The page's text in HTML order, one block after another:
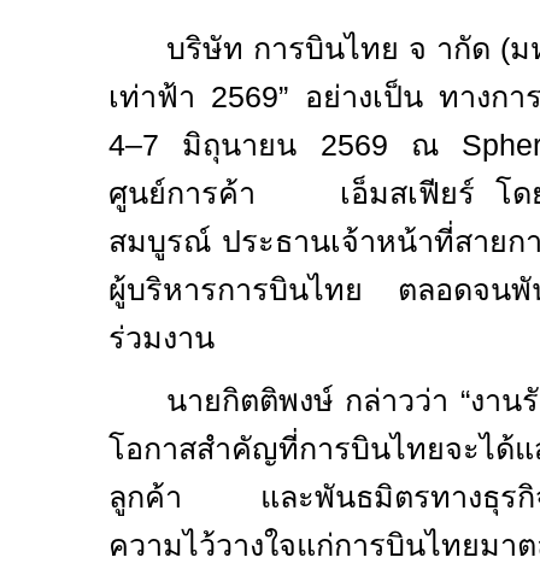
บริษัท การบินไทย จ ากัด (
เท่าฟ้า 2569” อย่างเป็น ทางก
4–7 มิถุนายน 2569 ณ
ศูนย์การค้า เอ็มสเฟียร์ โด
สมบูรณ์ ประธานเจ้าหน้าที่สาย
ผู้บริหารการบินไทย ตลอดจน
ร่วมงาน
นายกิตติพงษ์ กล่าวว่า “งา
โอกาสสำคัญที่การบินไทยจะได้
ลูกค้า และพันธมิตรทางธุรกิ
ความไว้วางใจแก่การบินไทยม